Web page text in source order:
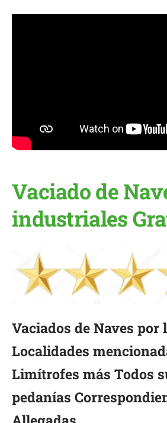
Vaciado de
industriales
Vaciados de Naves por
Localidades
Limítrofes más Todos
pedanías